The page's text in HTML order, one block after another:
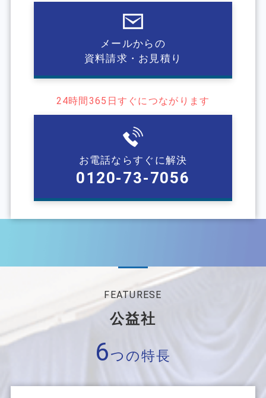
メールからの
資料請求・お見積り
24時間365⽇すぐにつながります
お電話ならすぐに解決
0120-73-7056
FEATURESE
公益社
6つの特長